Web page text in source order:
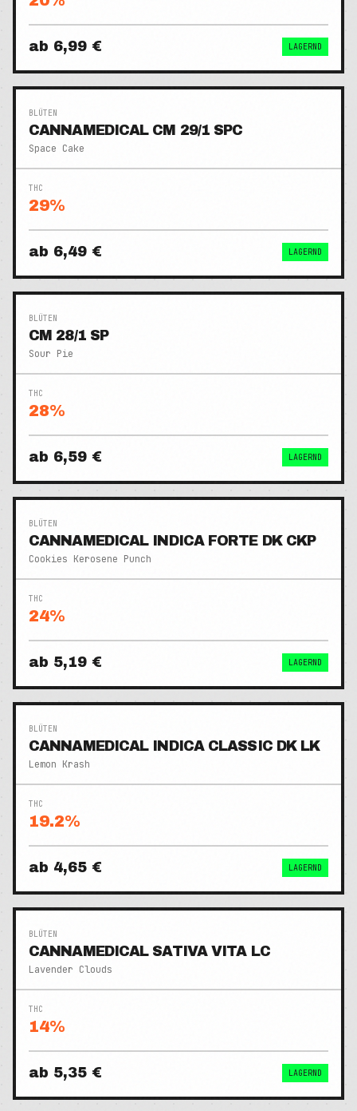
ab 6,99 € LAGERND
BLÜTEN
CANNAMEDICAL CM 29/1 SPC
Space Cake
THC
29%
ab 6,49 € LAGERND
BLÜTEN
CM 28/1 SP
Sour Pie
THC
28%
ab 6,59 € LAGERND
BLÜTEN
CANNAMEDICAL INDICA FORTE DK CKP
Cookies Kerosene Punch
THC
24%
ab 5,19 € LAGERND
BLÜTEN
CANNAMEDICAL INDICA CLASSIC DK LK
Lemon Krash
THC
19.2%
ab 4,65 € LAGERND
BLÜTEN
CANNAMEDICAL SATIVA VITA LC
Lavender Clouds
THC
14%
ab 5,35 € LAGERND